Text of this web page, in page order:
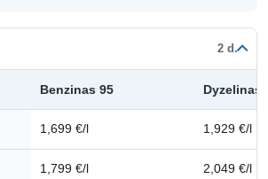
2 d.
Benzinas 95 Dyzelinas
1,699 €/l 1,929 €/l
1,799 €/l 2,049 €/l